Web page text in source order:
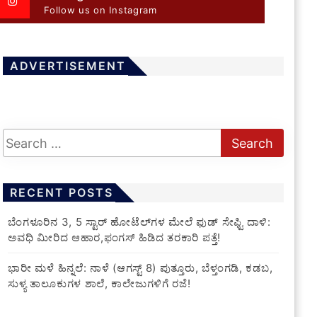
Follow us on Instagram
ADVERTISEMENT
RECENT POSTS
​ಬೆಂಗಳೂರಿನ 3, 5 ಸ್ಟಾರ್ ಹೋಟೆಲ್‌ಗಳ ಮೇಲೆ ಫುಡ್ ಸೇಫ್ಟಿ ದಾಳಿ:
ಅವಧಿ ಮೀರಿದ ಆಹಾರ,ಫಂಗಸ್ ಹಿಡಿದ ತರಕಾರಿ ಪತ್ತೆ!
​ಭಾರೀ ಮಳೆ ಹಿನ್ನಲೆ: ನಾಳೆ (ಆಗಸ್ಟ್ 8) ಪುತ್ತೂರು, ಬೆಳ್ತಂಗಡಿ, ಕಡಬ,
ಸುಳ್ಯ ತಾಲೂಕುಗಳ ಶಾಲೆ, ಕಾಲೇಜುಗಳಿಗೆ ರಜೆ!